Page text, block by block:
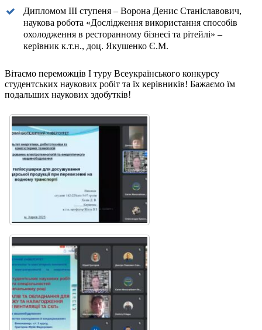
Дипломом ІІІ ступеня – Ворона Денис Станіславович,
наукова робота «Дослідження використання способів
охолодження в ресторанному бізнесі та рітейлі» –
керівник к.т.н., доц. Якушенко Є.М.
Вітаємо переможців І туру Всеукраїнського конкурсу
студентських наукових робіт та їх керівників! Бажаємо їм
подальших наукових здобутків!